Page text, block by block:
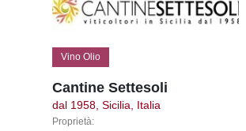
Vino Olio
Cantine Settesoli
dal 1958, Sicilia, Italia
Proprietà: